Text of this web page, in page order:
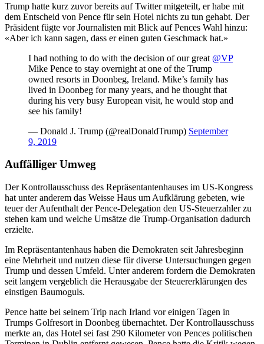
Trump hatte kurz zuvor bereits auf Twitter mitgeteilt, er habe mit
dem Entscheid von Pence für sein Hotel nichts zu tun gehabt. Der
Präsident fügte vor Journalisten mit Blick auf Pences Wahl hinzu:
«Aber ich kann sagen, dass er einen guten Geschmack hat.»
I had nothing to do with the decision of our great @VP
Mike Pence to stay overnight at one of the Trump
owned resorts in Doonbeg, Ireland. Mike’s family has
lived in Doonbeg for many years, and he thought that
during his very busy European visit, he would stop and
see his family!
— Donald J. Trump (@realDonaldTrump) September
9, 2019
Auffälliger Umweg
Der Kontrollausschuss des Repräsentantenhauses im US-Kongress
hat unter anderem das Weisse Haus um Aufklärung gebeten, wie
teuer der Aufenthalt der Pence-Delegation den US-Steuerzahler zu
stehen kam und welche Umsätze die Trump-Organisation dadurch
erzielte.
Im Repräsentantenhaus haben die Demokraten seit Jahresbeginn
eine Mehrheit und nutzen diese für diverse Untersuchungen gegen
Trump und dessen Umfeld. Unter anderem fordern die Demokraten
seit langem vergeblich die Herausgabe der Steuererklärungen des
einstigen Baumoguls.
Pence hatte bei seinem Trip nach Irland vor einigen Tagen in
Trumps Golfresort in Doonbeg übernachtet. Der Kontrollausschuss
merkte an, das Hotel sei fast 290 Kilometer von Pences politischen